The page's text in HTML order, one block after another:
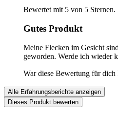
Bewertet mit 5 von 5 Sternen.
Gutes Produkt
Meine Flecken im Gesicht
geworden. Werde ich wieder
War diese Bewertung für dich
Alle Erfahrungsberichte anzeigen
Dieses Produkt bewerten